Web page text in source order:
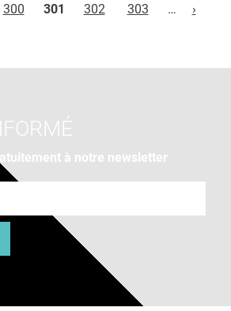
300 301 302 303 … ›
à notre newsletter